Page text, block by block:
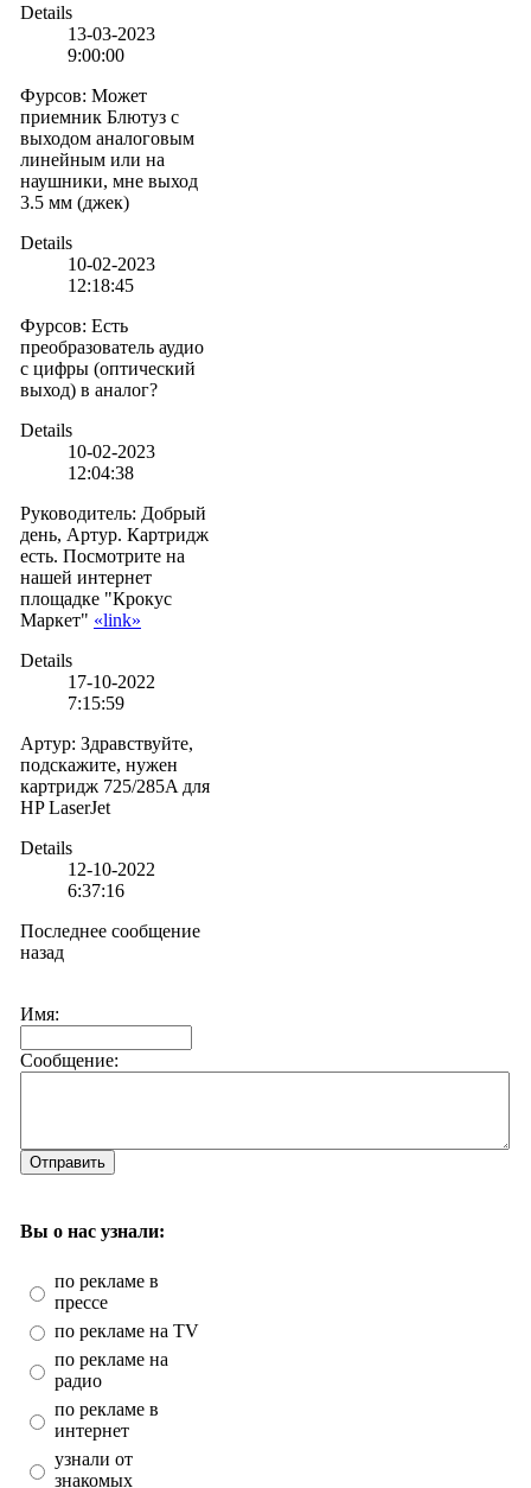
Details
13-03-2023
9:00:00
Фурсов: Может
приемник Блютуз с
выходом аналоговым
линейным или на
наушники, мне выход
3.5 мм (джек)
Details
10-02-2023
12:18:45
Фурсов: Есть
преобразователь аудио
с цифры (оптический
выход) в аналог?
Details
10-02-2023
12:04:38
Руководитель: Добрый
день, Артур. Картридж
есть. Посмотрите на
нашей интернет
площадке "Крокус
Маркет" «link»
Details
17-10-2022
7:15:59
Артур: Здравствуйте,
подскажите, нужен
картридж 725/285A для
HP LaserJet
Details
12-10-2022
6:37:16
Последнее сообщение
назад
Имя:
Сообщение:
Отправить
Вы о нас узнали:
по рекламе в
прессе
по рекламе на TV
по рекламе на
радио
по рекламе в
интернет
узнали от
знакомых